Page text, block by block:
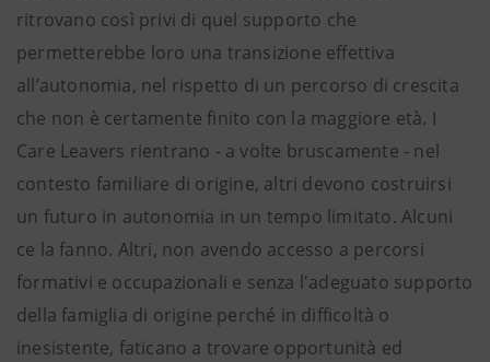
ritrovano così privi di quel supporto che
permetterebbe loro una transizione effettiva
all’autonomia, nel rispetto di un percorso di crescita
che non è certamente finito con la maggiore età. I
Care Leavers rientrano - a volte bruscamente - nel
contesto familiare di origine, altri devono costruirsi
un futuro in autonomia in un tempo limitato. Alcuni
ce la fanno. Altri, non avendo accesso a percorsi
formativi e occupazionali e senza l'adeguato supporto
della famiglia di origine perché in difficoltà o
inesistente, faticano a trovare opportunità ed